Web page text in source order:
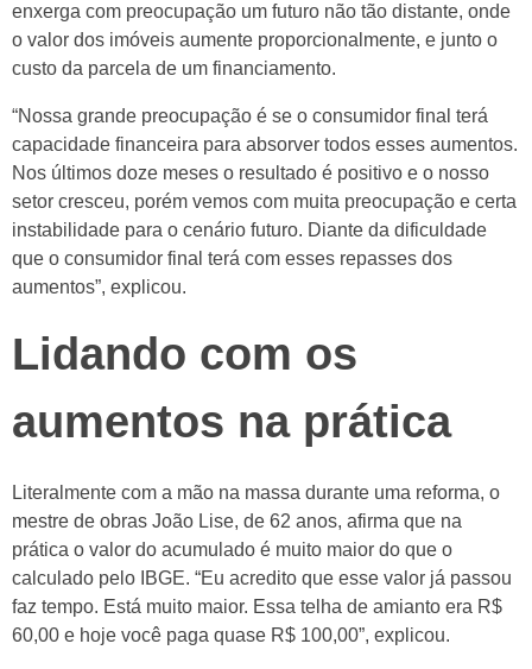
enxerga com preocupação um futuro não tão distante, onde
o valor dos imóveis aumente proporcionalmente, e junto o
custo da parcela de um financiamento.
“Nossa grande preocupação é se o consumidor final terá
capacidade financeira para absorver todos esses aumentos.
Nos últimos doze meses o resultado é positivo e o nosso
setor cresceu, porém vemos com muita preocupação e certa
instabilidade para o cenário futuro. Diante da dificuldade
que o consumidor final terá com esses repasses dos
aumentos”, explicou.
Lidando com os
aumentos na prática
Literalmente com a mão na massa durante uma reforma, o
mestre de obras João Lise, de 62 anos, afirma que na
prática o valor do acumulado é muito maior do que o
calculado pelo IBGE. “Eu acredito que esse valor já passou
faz tempo. Está muito maior. Essa telha de amianto era R$
60,00 e hoje você paga quase R$ 100,00”, explicou.